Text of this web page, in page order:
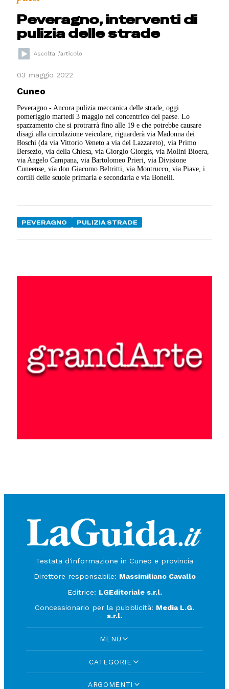
Peveragno, interventi di
pulizia delle strade
03 maggio 2022
Cuneo
Peveragno - Ancora pulizia meccanica delle strade, oggi
pomeriggio martedì 3 maggio nel concentrico del paese. Lo
spazzamento che si protrarrà fino alle 19 e che potrebbe causare
disagi alla circolazione veicolare, riguarderà via Madonna dei
Boschi (da via Vittorio Veneto a via del Lazzareto), via Primo
Bersezio, via della Chiesa, via Giorgio Giorgis, via Molini Bioera,
via Angelo Campana, via Bartolomeo Prieri, via Divisione
Cuneense, via don Giacomo Beltritti, via Montrucco, via Piave, i
cortili delle scuole primaria e secondaria e via Bonelli.
PEVERAGNO PULIZIA STRADE
Testata d'informazione in Cuneo e provincia
Direttore responsabile: Massimiliano Cavallo
Editrice: LGEditoriale s.r.l.
Concessionario per la pubblicità: Media L.G.
s.r.l.
MENU
CATEGORIE
ARGOMENTI